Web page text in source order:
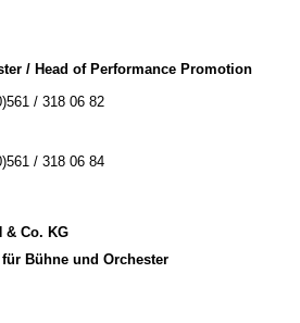
/ Head of Performance Promotion
/ 318 06 82
/ 318 06 84
& Co. KG
Bühne und Orchester